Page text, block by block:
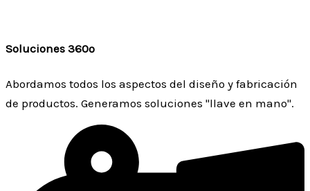
Soluciones 360º
Abordamos todos los aspectos del diseño y fabricación
de productos. Generamos soluciones "llave en mano".